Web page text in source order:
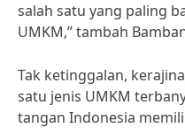
salah satu yang paling
UMKM,” tambah
Tak ketinggalan,
satu jenis UMKM
tangan Indonesia